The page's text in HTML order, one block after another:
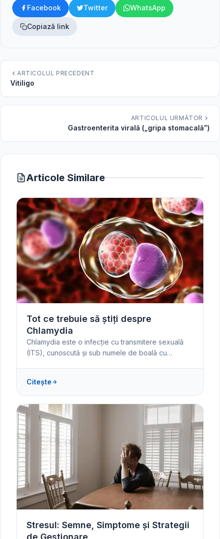
Facebook
Twitter WhatsApp
Copiază link
ARTICOLUL PRECEDENT
Vitiligo
ARTICOLUL URMĂTOR
Gastroenterita virală („gripa stomacală”)
Articole Similare
Tot ce trebuie să știți despre
Chlamydia
Chlamydia este o infecție cu transmitere sexuală
(ITS), cunoscută și sub numele de boală cu…
Citește
Stresul: Semne, Simptome și Strategii
de Gestionare